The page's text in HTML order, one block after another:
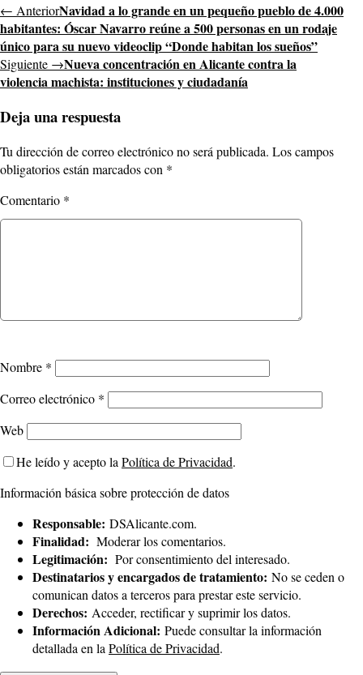
← AnteriorNavidad a lo grande en un pequeño pueblo de 4.000
habitantes: Óscar Navarro reúne a 500 personas en un rodaje
único para su nuevo videoclip “Donde habitan los sueños”
Siguiente →Nueva concentración en Alicante contra la
violencia machista: instituciones y ciudadanía
Deja una respuesta
Tu dirección de correo electrónico no será publicada. Los campos
obligatorios están marcados con *
Comentario *
Nombre *
Correo electrónico *
Web
He leído y acepto la Política de Privacidad.
Información básica sobre protección de datos
Responsable: DSAlicante.com.
Finalidad: Moderar los comentarios.
Legitimación: Por consentimiento del interesado.
Destinatarios y encargados de tratamiento: No se ceden o
comunican datos a terceros para prestar este servicio.
Derechos: Acceder, rectificar y suprimir los datos.
Información Adicional: Puede consultar la información
detallada en la Política de Privacidad.